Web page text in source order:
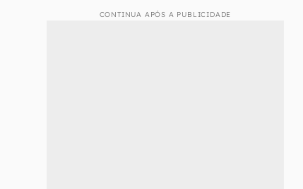
CONTINUA APÓS A PUBLICIDADE